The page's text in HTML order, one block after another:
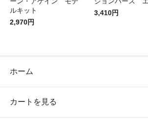
ルキット
2,970円
3,410円
ホーム
カートを見る